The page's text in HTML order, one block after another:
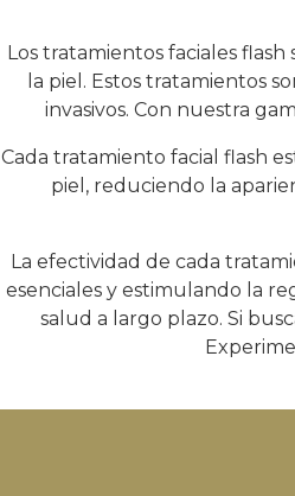
Los tratamientos faciales
la piel. Estos tratamientos
invasivos. Con nuestra
Cada tratamiento facial flash
piel, reduciendo la
La efectividad de cada
esenciales y estimulando la
salud a largo plazo. Si